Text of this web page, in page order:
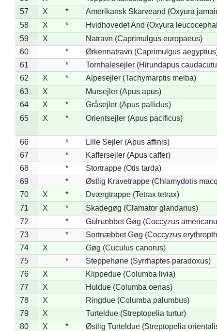
57
X *
Amerikansk Skarveand (Oxyura
58
X *
Hvidhovedet And (Oxyura
59
X
Natravn (Caprimulgus europaeus)
60
*
Ørkennatravn (Caprimulgus
61
*
Tornhalesejler (Hirundapus
62
X *
Alpesejler (Tachymarptis melba)
63
X
Mursejler (Apus apus)
64
X *
Gråsejler (Apus pallidus)
65
X * Orientsejler (Apus pacificus)
66 *
Lille Sejler (Apus affinis)
67
*
Kaffersejler (Apus caffer)
68
*
Stortrappe (Otis tarda)
69
*
Østlig Kravetrappe (Chlamydotis
70
X *
Dværgtrappe (Tetrax tetrax)
71
X *
Skadegøg (Clamator glandarius)
72
*
Gulnæbbet Gøg (Coccyzus
73
*
Sortnæbbet Gøg (Coccyzus
74
X
Gøg (Cuculus canorus)
75
*
Steppehøne (Syrrhaptes paradoxus)
76
X
Klippedue (Columba livia)
77
X
Huldue (Columba oenas)
78
X
Ringdue (Columba palumbus)
79
X
Turteldue (Streptopelia turtur)
80
X *
Østlig Turteldue (Streptopelia